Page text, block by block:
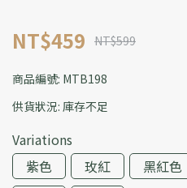
NT$459 NT$599
商品編號: MTB198
供貨狀況: 庫存不足
Variations
紫色
玫紅 黑紅色